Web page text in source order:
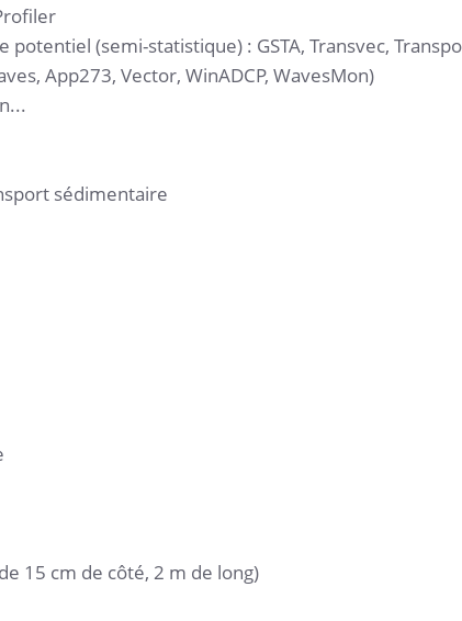
(semi-statistique) : GSTA, Transvec,
App273, Vector, WinADCP, WavesMon)
sédimentaire
15 cm de côté, 2 m de long)